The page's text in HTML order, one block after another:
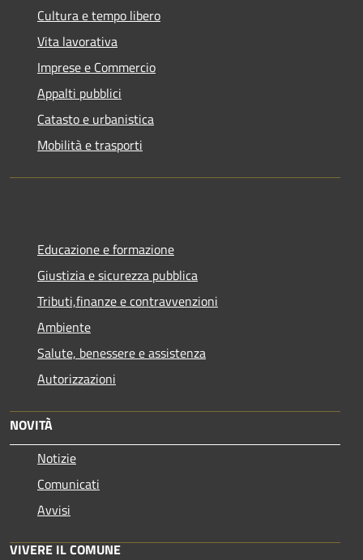
Cultura e tempo libero
Vita lavorativa
Imprese e Commercio
Appalti pubblici
Catasto e urbanistica
Mobilità e trasporti
Educazione e formazione
Giustizia e sicurezza pubblica
Tributi,finanze e contravvenzioni
Ambiente
Salute, benessere e assistenza
Autorizzazioni
NOVITÀ
Notizie
Comunicati
Avvisi
VIVERE IL COMUNE